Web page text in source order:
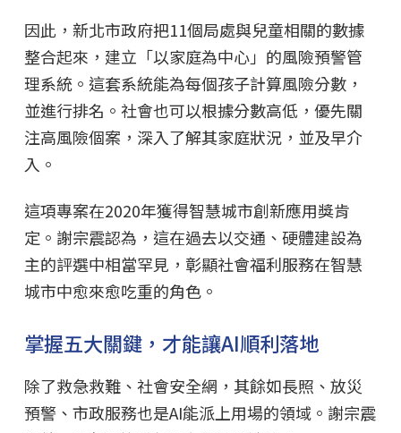
因此，新北市政府把11個局處與兒童相關的數據
整合起來，建立「以家庭為中心」的風險預警管
理系統。這套系統能為每個孩子計算風險分數，
並進行排名。社會也可以根據分數高低，優先關
注高風險個案，深入了解其家庭狀況，並及早介
入。
這項專案在2020年獲得智慧城市創新應用獎肯
定。謝宗震認為，這在過去以交通、硬體建設為
主的評選中相當罕見，彰顯社會福利服務在智慧
城市中愈來愈吃重的角色。
掌握五大關鍵，才能讓AI順利落地
除了救急救難、社會安全網，其餘如長照、放災
預警、市政服務也是AI能派上用場的領域。謝宗震